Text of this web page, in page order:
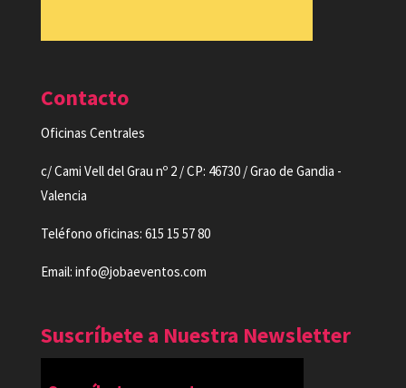
Contacto
Oficinas Centrales
c/ Cami Vell del Grau nº 2 / CP: 46730 / Grao de Gandia -
Valencia
Teléfono oficinas: 615 15 57 80
Email: info@jobaeventos.com
Suscríbete a Nuestra Newsletter